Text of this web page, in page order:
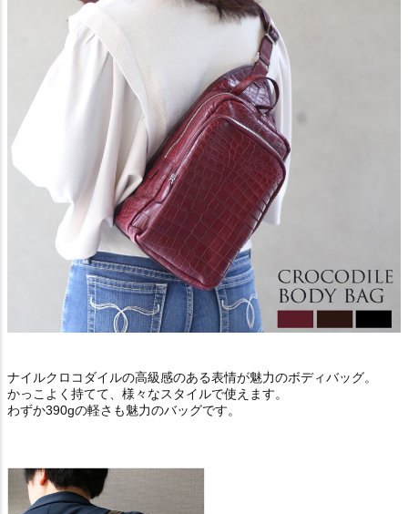
ナイルクロコダイルの高級感のある表情が魅力のボディバッグ。
かっこよく持てて、様々なスタイルで使えます。
わずか390gの軽さも魅力のバッグです。